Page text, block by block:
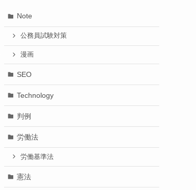
Note
公務員試験対策
漫画
SEO
Technology
判例
労働法
労働基準法
憲法